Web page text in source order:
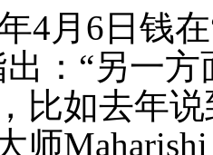
4月6日钱
出：“另一
比如去年
师